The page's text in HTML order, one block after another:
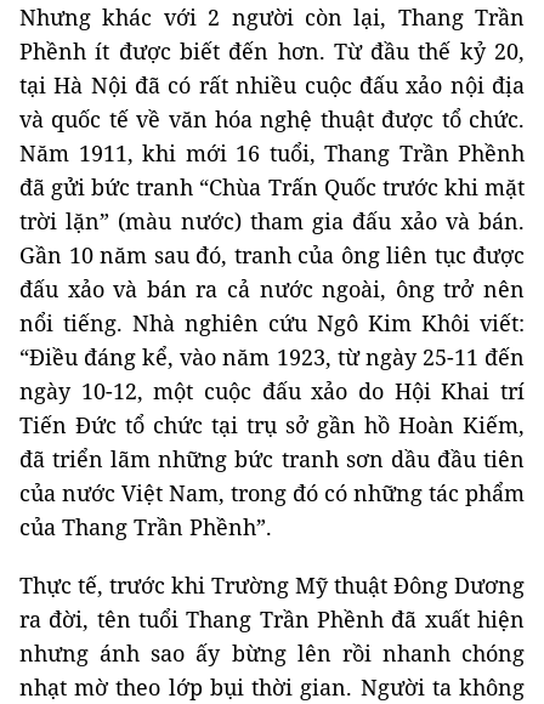
Nhưng khác với 2 người còn lại, Thang Trần
Phềnh ít được biết đến hơn. Từ đầu thế kỷ 20,
tại Hà Nội đã có rất nhiều cuộc đấu xảo nội địa
và quốc tế về văn hóa nghệ thuật được tổ chức.
Năm 1911, khi mới 16 tuổi, Thang Trần Phềnh
đã gửi bức tranh “Chùa Trấn Quốc trước khi mặt
trời lặn” (màu nước) tham gia đấu xảo và bán.
Gần 10 năm sau đó, tranh của ông liên tục được
đấu xảo và bán ra cả nước ngoài, ông trở nên
nổi tiếng. Nhà nghiên cứu Ngô Kim Khôi viết:
“Điều đáng kể, vào năm 1923, từ ngày 25-11 đến
ngày 10-12, một cuộc đấu xảo do Hội Khai trí
Tiến Đức tổ chức tại trụ sở gần hồ Hoàn Kiếm,
đã triển lãm những bức tranh sơn dầu đầu tiên
của nước Việt Nam, trong đó có những tác phẩm
của Thang Trần Phềnh”.
Thực tế, trước khi Trường Mỹ thuật Đông Dương
ra đời, tên tuổi Thang Trần Phềnh đã xuất hiện
nhưng ánh sao ấy bừng lên rồi nhanh chóng
nhạt mờ theo lớp bụi thời gian. Người ta không